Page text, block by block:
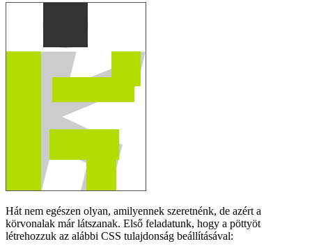
Hát nem egészen olyan, amilyennek szeretnénk, de azért a
körvonalak már látszanak. Első feladatunk, hogy a pöttyöt
létrehozzuk az alábbi CSS tulajdonság beállításával: